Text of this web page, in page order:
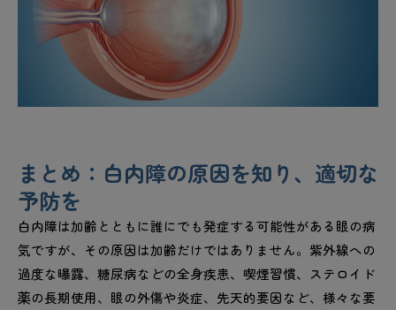
まとめ：白内障の原因を知り、適切な
予防を
白内障は加齢とともに誰にでも発症する可能性がある眼の病
気ですが、その原因は加齢だけではありません。紫外線への
過度な曝露、糖尿病などの全身疾患、喫煙習慣、ステロイド
薬の長期使用、眼の外傷や炎症、先天的要因など、様々な要